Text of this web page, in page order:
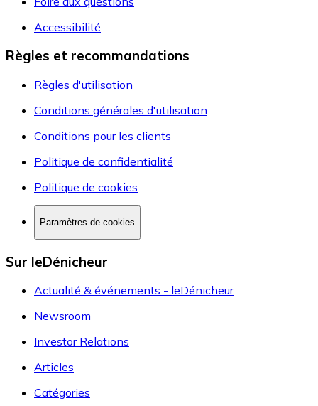
Accessibilité
Règles et recommandations
Règles d'utilisation
Conditions générales d'utilisation
Conditions pour les clients
Politique de confidentialité
Politique de cookies
Paramètres de cookies
Sur leDénicheur
Actualité & événements - leDénicheur
Newsroom
Investor Relations
Articles
Catégories